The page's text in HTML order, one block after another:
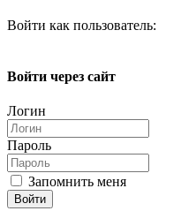
Войти как пользователь:
Войти через сайт
Логин
Пароль
Запомнить меня